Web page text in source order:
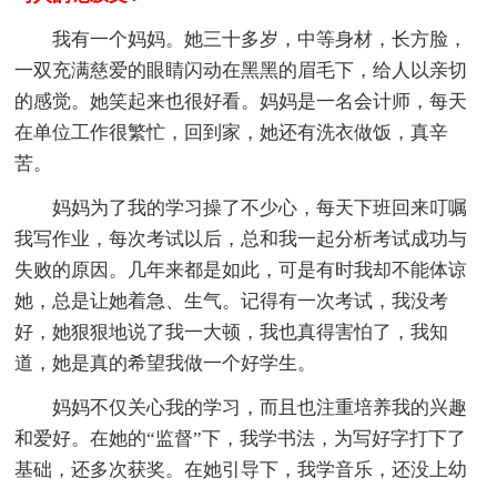
我有一个妈妈。她三十多岁，中等身材，长方脸，
一双充满慈爱的眼睛闪动在黑黑的眉毛下，给人以亲切
的感觉。她笑起来也很好看。妈妈是一名会计师，每天
在单位工作很繁忙，回到家，她还有洗衣做饭，真辛
苦。
妈妈为了我的学习操了不少心，每天下班回来叮嘱
我写作业，每次考试以后，总和我一起分析考试成功与
失败的原因。几年来都是如此，可是有时我却不能体谅
她，总是让她着急、生气。记得有一次考试，我没考
好，她狠狠地说了我一大顿，我也真得害怕了，我知
道，她是真的希望我做一个好学生。
妈妈不仅关心我的学习，而且也注重培养我的兴趣
和爱好。在她的“监督”下，我学书法，为写好字打下了
基础，还多次获奖。在她引导下，我学音乐，还没上幼